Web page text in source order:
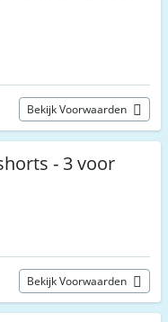
Bekijk Voorwaarden
- 3 voor
Bekijk Voorwaarden